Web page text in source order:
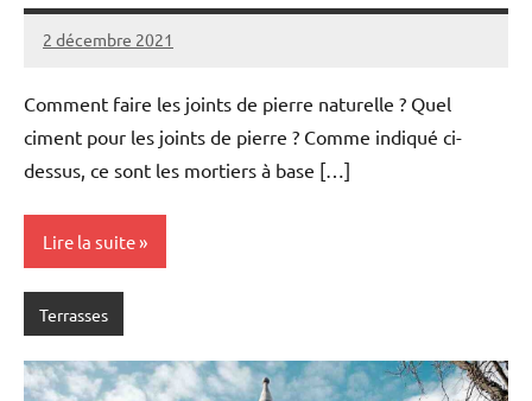
2 décembre 2021
Comment faire les joints de pierre naturelle ? Quel
ciment pour les joints de pierre ? Comme indiqué ci-
dessus, ce sont les mortiers à base […]
Lire la suite
Terrasses